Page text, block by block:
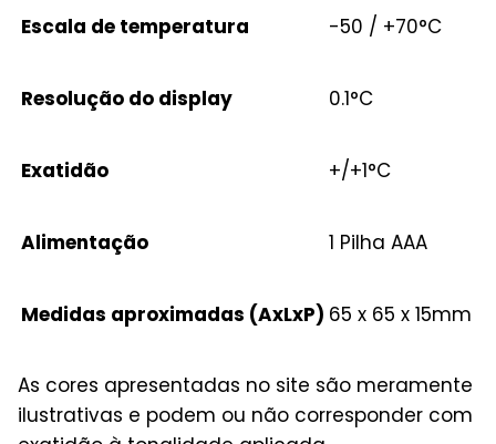
Escala de temperatura -50 / +70°C
Resolução do display 0.1°C
Exatidão +/+1°C
Alimentação 1 Pilha AAA
Medidas aproximadas (AxLxP) 65 x 65 x 15mm
As cores apresentadas no site são meramente
ilustrativas e podem ou não corresponder com